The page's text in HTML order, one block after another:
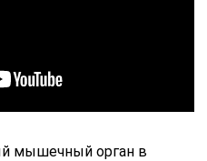
мышечный орган в